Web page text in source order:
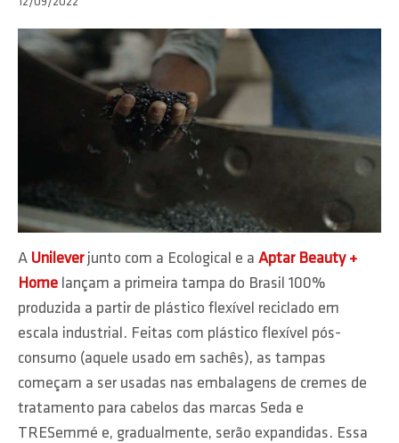
A Unileverjunto com a Ecological e a Aptar Beauty +
Home lançam a primeira tampa do Brasil 100%
produzida a partir de plástico flexível reciclado em
escala industrial. Feitas com plástico flexível pós-
consumo (aquele usado em sachês), as tampas
começam a ser usadas nas embalagens de cremes de
tratamento para cabelos das marcas Seda e
TRESemmé e, gradualmente, serão expandidas. Essa